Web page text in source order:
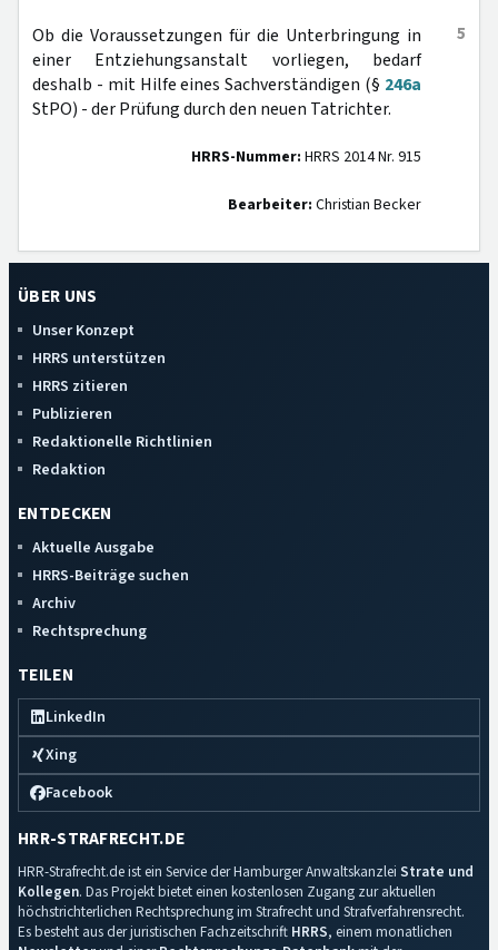
5
Ob die Voraussetzungen für die Unterbringung in
einer Entziehungsanstalt vorliegen, bedarf
deshalb - mit Hilfe eines Sachverständigen (§ 246a
StPO) - der Prüfung durch den neuen Tatrichter.
HRRS-Nummer: HRRS 2014 Nr. 915
Bearbeiter: Christian Becker
ÜBER UNS
Unser Konzept
HRRS unterstützen
HRRS zitieren
Publizieren
Redaktionelle Richtlinien
Redaktion
ENTDECKEN
Aktuelle Ausgabe
HRRS-Beiträge suchen
Archiv
Rechtsprechung
TEILEN
LinkedIn
Xing
Facebook
HRR-STRAFRECHT.DE
HRR-Strafrecht.de ist ein Service der Hamburger Anwaltskanzlei Strate und
Kollegen. Das Projekt bietet einen kostenlosen Zugang zur aktuellen
höchstrichterlichen Rechtsprechung im Strafrecht und Strafverfahrensrecht.
Es besteht aus der juristischen Fachzeitschrift HRRS, einem monatlichen